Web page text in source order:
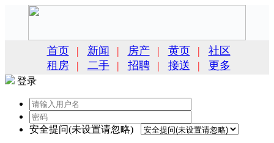
首页 | 新闻 | 房产 | 黄页 |
社区
租房
| 二手 | 招聘 | 接送 | 更多
登录
安全提问(未设置请忽略)